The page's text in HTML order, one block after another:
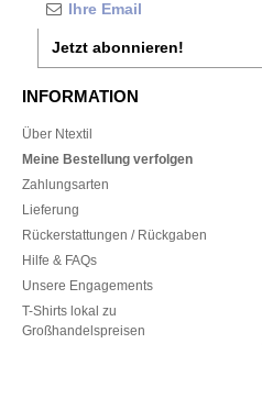
Jetzt abonnieren!
INFORMATION
Über Ntextil
Meine Bestellung verfolgen
Zahlungsarten
Lieferung
Rückerstattungen / Rückgaben
Hilfe & FAQs
Unsere Engagements
T-Shirts lokal zu
Großhandelspreisen